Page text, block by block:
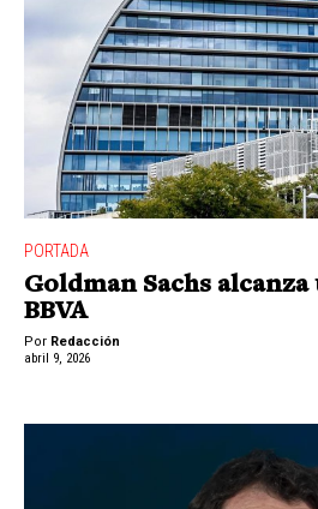
PORTADA
Goldman Sachs alcanza
BBVA
Por Redacción
abril 9, 2026